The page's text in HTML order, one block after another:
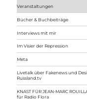
Veranstaltungen
Bücher & Buchbeiträge
Interviews mit mir
Im Visier der Repression
Meta
Livetalk über Fakenews und
Russland.tv
KNAST FÜR JEAN-MARC
für Radio Flora